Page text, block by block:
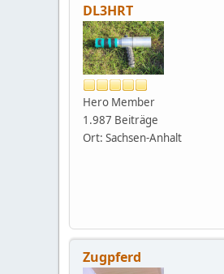
DL3HRT
Hero Member
1.987 Beiträge
Ort: Sachsen-Anhalt
Zugpferd